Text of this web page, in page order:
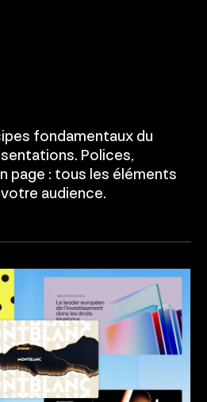
fondamentaux du
Polices,
page : tous les éléments
audience.